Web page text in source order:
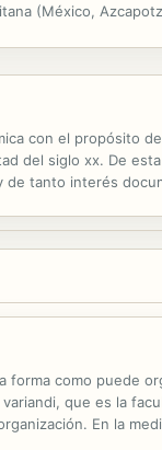
(México,
con el propósito
del siglo xx. De
tanto interés
como puede
que es la
En la